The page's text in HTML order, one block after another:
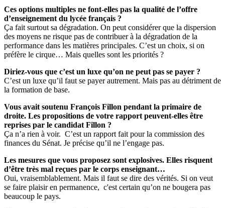
Ces options multiples ne font-elles pas la qualité de l’offre
d’enseignement du lycée français ?
Ça fait surtout sa dégradation. On peut considérer que la dispersion
des moyens ne risque pas de contribuer à la dégradation de la
performance dans les matières principales. C’est un choix, si on
préfère le cirque… Mais quelles sont les priorités ?
Diriez-vous que c’est un luxe qu’on ne peut pas se payer ?
C’est un luxe qu’il faut se payer autrement. Mais pas au détriment de
la formation de base.
Vous avait soutenu François Fillon pendant la primaire de
droite. Les propositions de votre rapport peuvent-elles être
reprises par le candidat Fillon ?
Ça n’a rien à voir. C’est un rapport fait pour la commission des
finances du Sénat. Je précise qu’il ne l’engage pas.
Les mesures que vous proposez sont explosives. Elles risquent
d’être très mal reçues par le corps enseignant…
Oui, vraisemblablement. Mais il faut se dire des vérités. Si on veut
se faire plaisir en permanence, c'est certain qu’on ne bougera pas
beaucoup le pays.